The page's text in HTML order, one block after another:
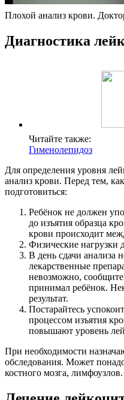
Плохой анализ крови.
Диагностика
Читайте также:
Гименолепидоз
Для определения уровня
анализ крови. Перед тем,
подготовиться:
Ребёнок не должен
до изъятия образца
крови происходит
Физические
В день сдачи анализа
лекарственные
невозможно,
принимал ребёнок.
результат.
Постарайтесь
процессом изъятия
повышают уровень
При необходимости
обследования. Может
костного мозга, лимфоузлов.